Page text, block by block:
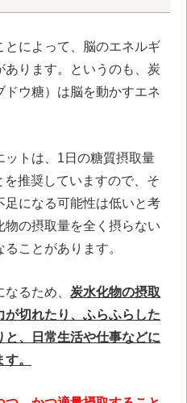
とによって、脳のエネルギ
ります。というのも、炭
ウ糖）は脳を動かすエネ
ットは、1日の糖質摂取量
推奨していますので、そ
になる可能性は低いと考
物の摂取量を全く摂らない
ことがあります。
るため、 炭水化物の摂取
切れたり、ふらふらした
と、日常生活や仕事などに
。